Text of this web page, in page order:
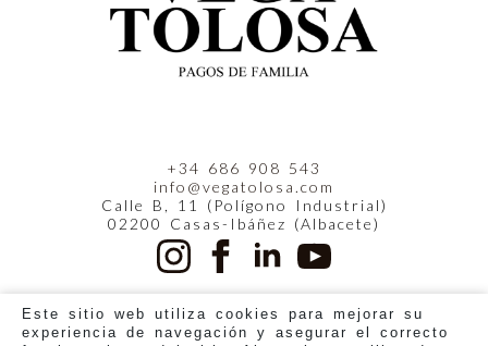
+34 686 908 543
info@vegatolosa.com
Calle B, 11 (Polígono Industrial)
02200 Casas-Ibáñez (Albacete)
Este sitio web utiliza cookies para mejorar su
experiencia de navegación y asegurar el correcto